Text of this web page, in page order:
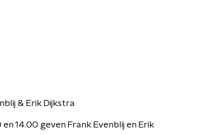
& Erik Dijkstra
14.00 geven Frank Evenblij en Erik